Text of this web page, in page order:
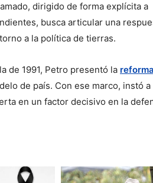
dirigido de forma explícita a
busca articular una
a la política de tierras.
de 1991, Petro presentó la reforma
de país. Con ese marco, instó a
en un factor decisivo en la